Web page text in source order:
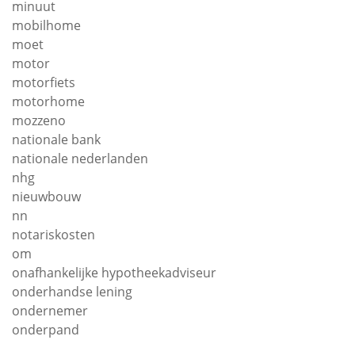
minuut
mobilhome
moet
motor
motorfiets
motorhome
mozzeno
nationale bank
nationale nederlanden
nhg
nieuwbouw
nn
notariskosten
om
onafhankelijke hypotheekadviseur
onderhandse lening
ondernemer
onderpand